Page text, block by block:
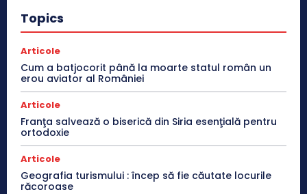
Topics
Articole
Cum a batjocorit până la moarte statul român un
erou aviator al României
Articole
Franţa salvează o biserică din Siria esenţială pentru
ortodoxie
Articole
Geografia turismului : încep să fie căutate locurile
răcoroase